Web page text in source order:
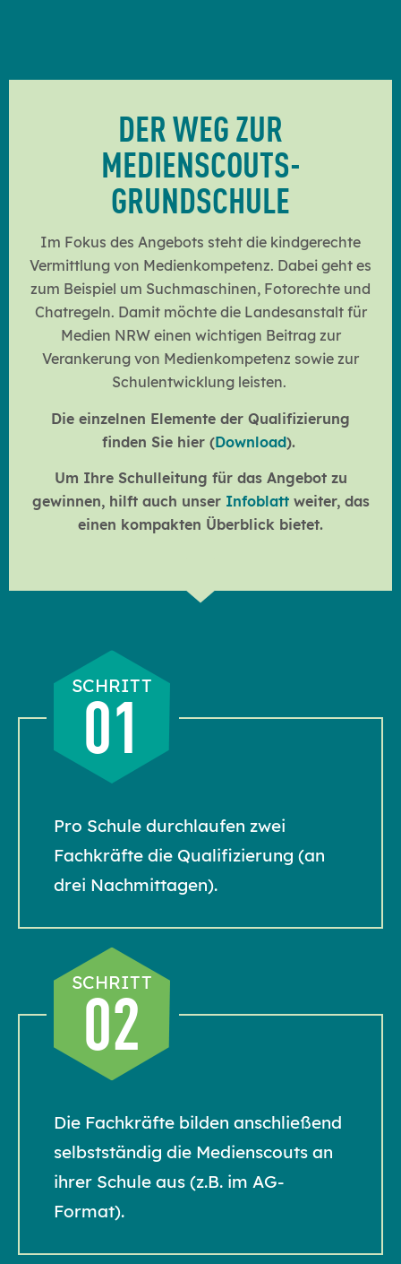
DER WEGZUR
MEDIENSCOUTS-
GRUNDSCHULE
Im Fokus des Angebots steht die kindgerechte
Vermittlung von Medienkompetenz. Dabei geht es
zum Beispiel um Suchmaschinen, Fotorechte und
Chatregeln. Damit möchte die Landesanstalt für
Medien NRW einen wichtigen Beitrag zur
Verankerung von Medienkompetenz sowie zur
Schulentwicklung leisten.
Die einzelnen Elemente der Qualifizierung
finden Sie hier (Download).
Um Ihre Schulleitung für das Angebot zu
gewinnen, hilft auch unser Infoblattweiter, das
einen kompakten Überblick bietet.
SCHRITT
01
Pro Schule durchlaufen zwei
Fachkräfte die Qualifizierung (an
drei Nachmittagen).
SCHRITT
02
Die Fachkräfte bilden anschließend
selbstständig die Medienscouts an
ihrer Schule aus (z.B. im AG-
Format).